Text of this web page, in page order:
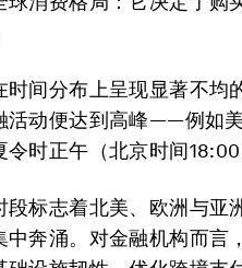
时间分布上呈现显著不均
活动便达到高峰——例如
时正午（北京时间18:00
段标志着北美、欧洲与亚
中奔涌。对金融机构而言